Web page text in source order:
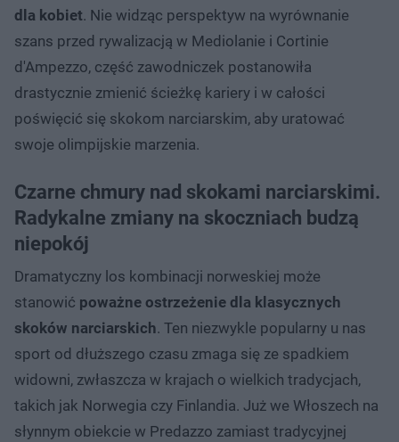
dla kobiet. Nie widząc perspektyw na wyrównanie
szans przed rywalizacją w Mediolanie i Cortinie
d'Ampezzo, część zawodniczek postanowiła
drastycznie zmienić ścieżkę kariery i w całości
poświęcić się skokom narciarskim, aby uratować
swoje olimpijskie marzenia.
Czarne chmury nad skokami narciarskimi.
Radykalne zmiany na skoczniach budzą
niepokój
Dramatyczny los kombinacji norweskiej może
stanowić poważne ostrzeżenie dla klasycznych
skoków narciarskich. Ten niezwykle popularny u nas
sport od dłuższego czasu zmaga się ze spadkiem
widowni, zwłaszcza w krajach o wielkich tradycjach,
takich jak Norwegia czy Finlandia. Już we Włoszech na
słynnym obiekcie w Predazzo zamiast tradycyjnej